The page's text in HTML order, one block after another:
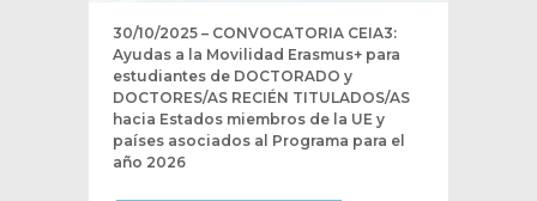
30/10/2025 – CONVOCATORIA CEIA3:
Ayudas a la Movilidad Erasmus+ para
estudiantes de DOCTORADO y
DOCTORES/AS RECIÉN TITULADOS/AS
hacia Estados miembros de la UE y
países asociados al Programa para el
año 2026